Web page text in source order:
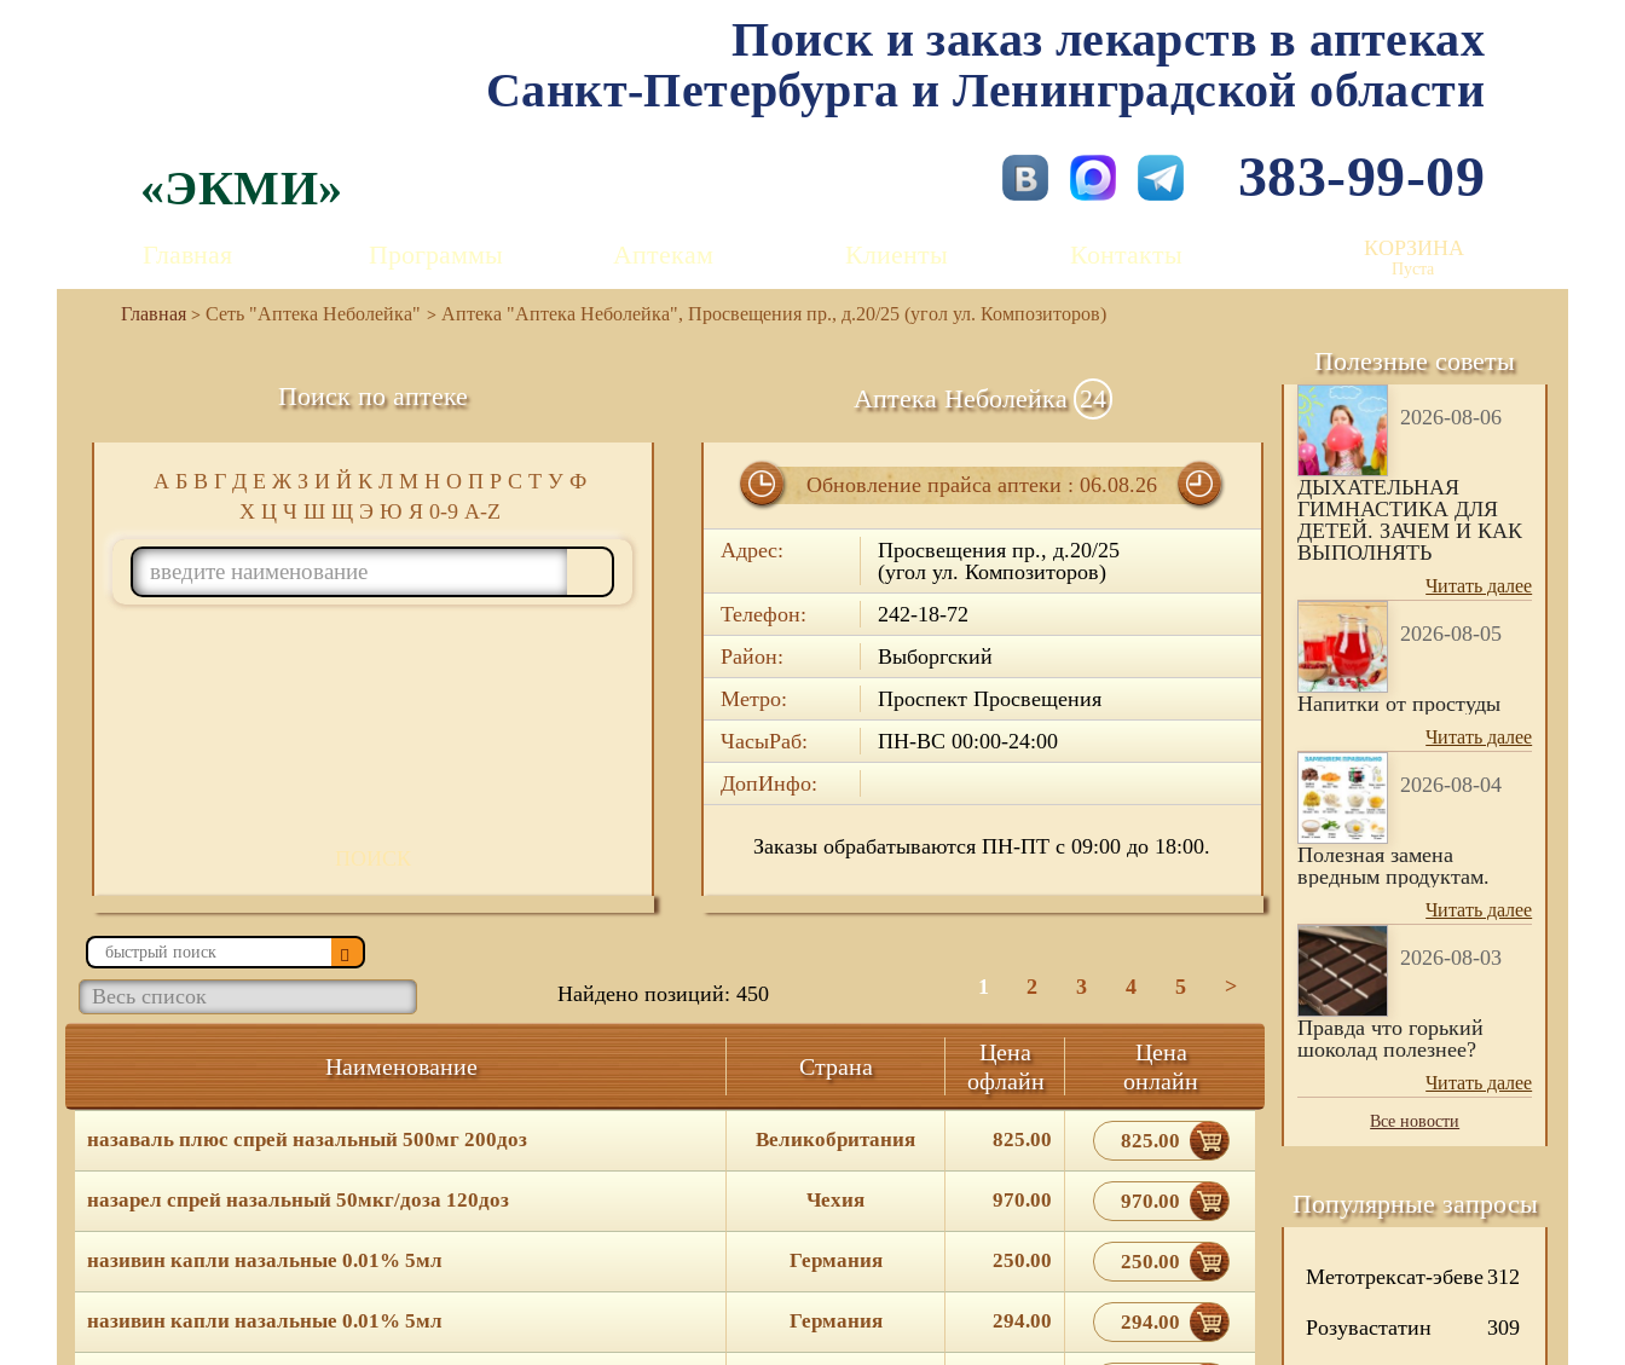
Поиск и заказ лекарств в аптеках
Санкт-Петербурга и Ленинградской области
383-99-09
«ЭКМИ»
Главная Программы Аптекам Клиенты Контакты КОРЗИНА
Пуста
Сеть "Аптека Неболейка" Аптека "Аптека Неболейка", Просвещения пр., д.20/25 (угол ул. Композиторов)
Поиск по аптеке
А Б В Г Д Е Ж З И Й К Л М Н О П Р С Т У Ф
Х Ц Ч Ш Щ Э Ю Я 0-9 A-Z
ПОИСК
Аптека Неболейка 24
Обновление прайса аптеки : 06.08.26
Адрес:
Просвещения пр., д.20/25
(угол ул. Композиторов)
Телефон:
242-18-72
Район:
Выборгский
Метро:
Проспект Просвещения
ЧасыРаб:
ПН-ВС 00:00-24:00
ДопИнфо:
Заказы обрабатываются ПН-ПТ с 09:00 до 18:00.
Найдено позиций: 450 1 2 3 4 5 >
Наименование Страна
Цена
офлайн
Цена
онлайн
назаваль плюс спрей назальный 500мг 200доз Великобритания 825.00 825.00
назарел спрей назальный 50мкг/доза 120доз Чехия 970.00 970.00
називин капли назальные 0.01% 5мл Германия 250.00 250.00
називин капли назальные 0.01% 5мл Германия 294.00 294.00
Полезные советы
2026-08-06
ДЫХАТЕЛЬНАЯ
ГИМНАСТИКА ДЛЯ
ДЕТЕЙ. ЗАЧЕМ И КАК
ВЫПОЛНЯТЬ
Читать далее
2026-08-05
Напитки от простуды
Читать далее
2026-08-04
Полезная замена
вредным продуктам.
Читать далее
2026-08-03
Правда что горький
шоколад полезнее?
Читать далее
Все новости
Популярные запросы
Метотрексат-эбеве312
Розувастатин 309